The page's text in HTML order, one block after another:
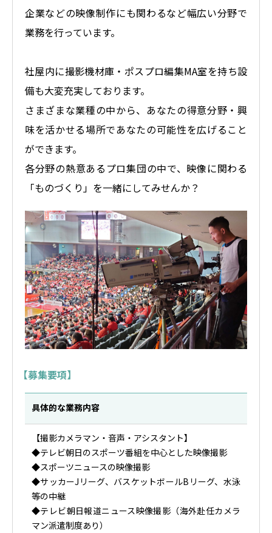
企業などの映像制作にも関わるなど幅広い分野で
業務を行っています。
社屋内に撮影機材庫・ポスプロ編集MA室を持ち設
備も大変充実しております。
さまざまな業種の中から、あなたの得意分野・興
味を活かせる場所であなたの可能性を広げること
ができます。
各分野の熱意あるプロ集団の中で、映像に関わる
「ものづくり」を一緒にしてみせんか？
【募集要項】
具体的な業務内容
【撮影カメラマン・音声・アシスタント】
◆テレビ朝日のスポーツ番組を中心とした映像撮影
◆スポーツニュースの映像撮影
◆サッカーJリーグ、バスケットボールBリーグ、水泳
等の中継
◆テレビ朝日報道ニュース映像撮影（海外赴任カメラ
マン派遣制度あり）